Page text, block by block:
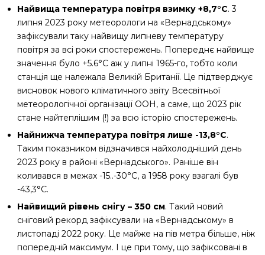
Найвища температура повітря взимку +8,7°С. 3
липня 2023 року метеорологи на «Вернадському»
зафіксували таку найвищу липневу температуру
повітря за всі роки спостережень. Попереднє найвище
значення було +5.6°С аж у липні 1965-го, тобто коли
станція ще належала Великій Британії. Це підтверджує
висновок нового кліматичного звіту Всесвітньої
метеорологічної організації ООН, а саме, що 2023 рік
стане найтеплішим (!) за всю історію спостережень.
Найнижча температура повітря лише -13,8°С.
Таким показником відзначився найхолодніший день
2023 року в районі «Вернадського». Раніше він
коливався в межах -15..-30°С, а 1958 року взагалі був
-43,3°С.
Найвищий рівень снігу – 350 см. Такий новий
сніговий рекорд зафіксували на «Вернадському» в
листопаді 2022 року. Це майже на пів метра більше, ніж
попередній максимум. І це при тому, що зафіксовані в